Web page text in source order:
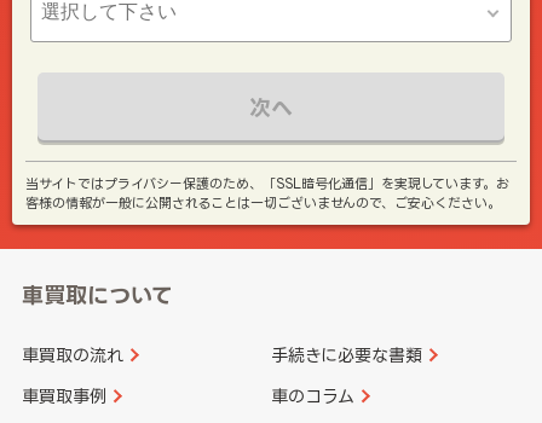
次へ
当サイトではプライバシー保護のため、「SSL暗号化通信」を実現しています。お
客様の情報が一般に公開されることは一切ございませんので、ご安心ください。
車買取について
車買取の流れ 手続きに必要な書類
車買取事例 車のコラム